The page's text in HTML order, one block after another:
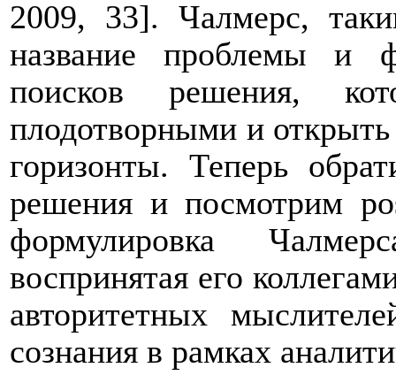
2009, 33]. Чалмерс,
название проблемы и
поисков решения,
плодотворными и
горизонты.Теперь
решения и посмотрим
формулировка
воспринятая его
авторитетных
сознания в рамках